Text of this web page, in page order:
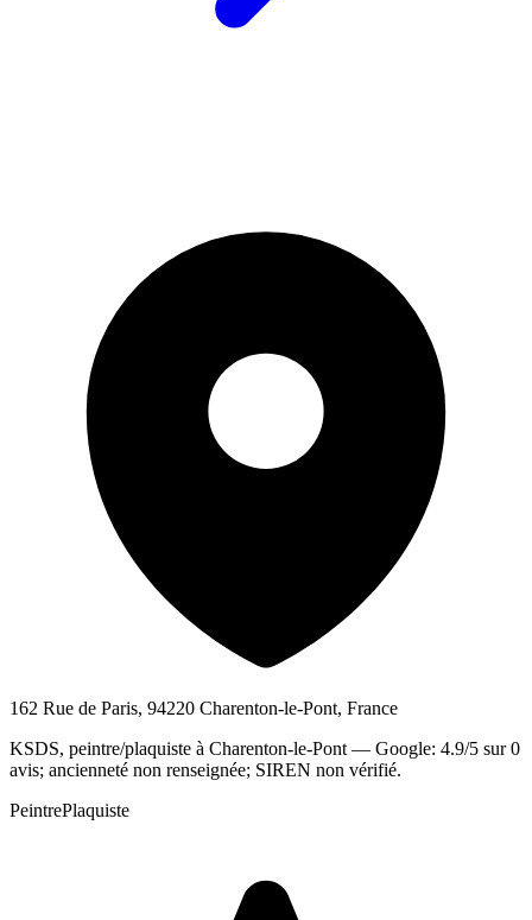
162 Rue de Paris, 94220 Charenton-le-Pont, France
KSDS, peintre/plaquiste à Charenton-le-Pont — Google: 4.9/5 sur 0
avis; ancienneté non renseignée; SIREN non vérifié.
PeintrePlaquiste